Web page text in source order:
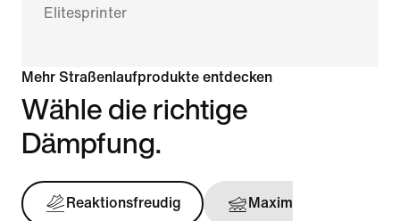
Elitesprinter
Mehr Straßenlaufprodukte entdecken
Wähle die richtige
Dämpfung.
Reaktionsfreudig Maximal